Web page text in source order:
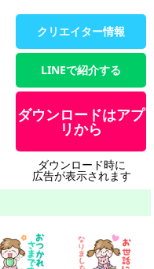
クリエイター情報
LINEで紹介する
ダウンロードはアプ
リから
ダウンロード時に
広告が表示されます